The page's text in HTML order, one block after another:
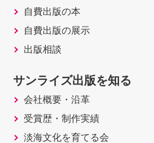
自費出版の本
自費出版の展示
出版相談
サンライズ出版を知る
会社概要・沿革
受賞歴・制作実績
淡海文化を育てる会